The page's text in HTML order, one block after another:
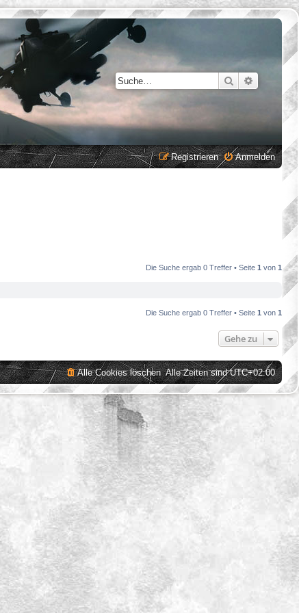
Suche
Anmelden
Registrieren
Die Suche ergab 0 Treffer • Seite 1 von 1
Die Suche ergab 0 Treffer • Seite 1 von 1
Gehe zu
Alle Zeiten sindUTC+02:00
Alle Cookies löschen